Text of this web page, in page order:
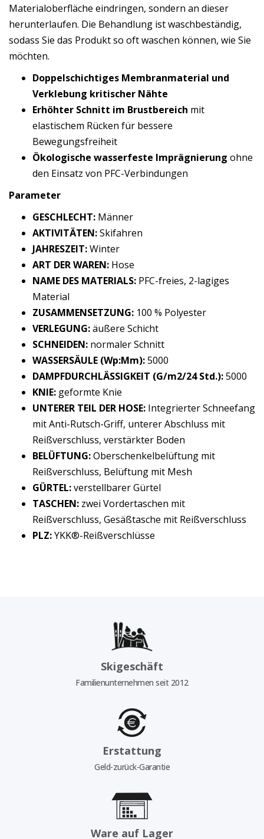
Materialoberfläche eindringen, sondern an dieser
herunterlaufen. Die Behandlung ist waschbeständig,
sodass Sie das Produkt so oft waschen können, wie Sie
möchten.
Doppelschichtiges Membranmaterial und
Verklebung kritischer Nähte
Erhöhter Schnitt im Brustbereich mit
elastischem Rücken für bessere
Bewegungsfreiheit
Ökologische wasserfeste Imprägnierung ohne
den Einsatz von PFC-Verbindungen
Parameter
GESCHLECHT: Männer
AKTIVITÄTEN:Skifahren
JAHRESZEIT:Winter
ART DER WAREN: Hose
NAME DES MATERIALS: PFC-freies, 2-lagiges
Material
ZUSAMMENSETZUNG: 100 % Polyester
VERLEGUNG:äußere Schicht
SCHNEIDEN: normaler Schnitt
WASSERSÄULE (Wp:Mm):5000
DAMPFDURCHLÄSSIGKEIT (G/m2/24 Std.):5000
KNIE: geformte Knie
UNTERER TEIL DER HOSE: Integrierter Schneefang
mit Anti-Rutsch-Griff, unterer Abschluss mit
Reißverschluss, verstärkter Boden
BELÜFTUNG:Oberschenkelbelüftung mit
Reißverschluss, Belüftung mit Mesh
GÜRTEL:verstellbarer Gürtel
TASCHEN: zwei Vordertaschen mit
Reißverschluss, Gesäßtasche mit Reißverschluss
PLZ:YKK®-Reißverschlüsse
Skigeschäft
Familienunternehmen seit 2012
Erstattung
Geld-zurück-Garantie
Ware auf Lager